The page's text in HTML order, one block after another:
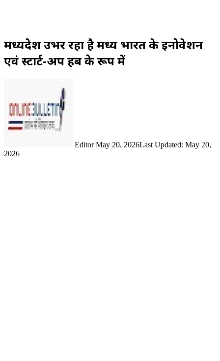
मध्यप्रदेश उभर रहा है मध्य भारत के इनोवेशन
एवं स्टार्ट-अप हब के रूप में
Editor May 20, 2026Last Updated: May 20,
2026